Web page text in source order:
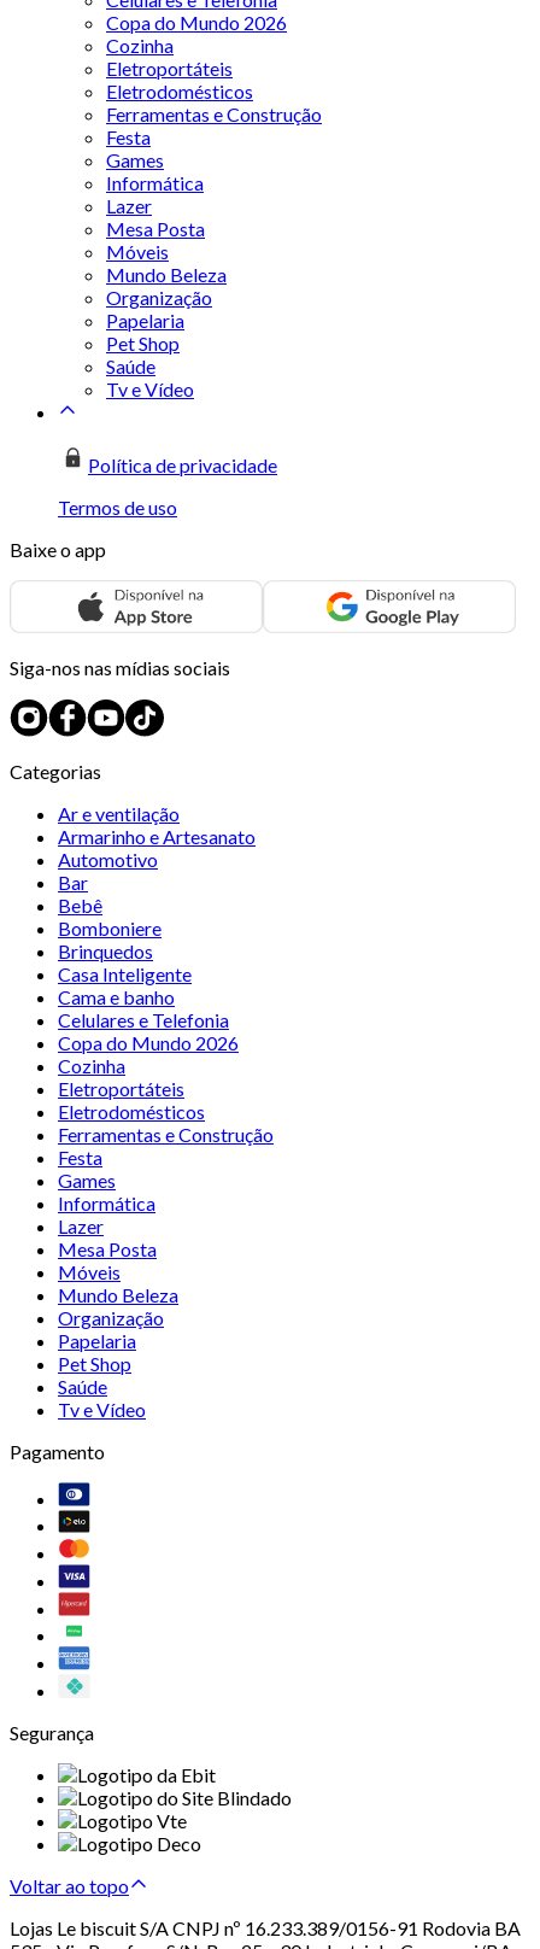
Copa do Mundo 2026
Cozinha
Eletroportáteis
Eletrodomésticos
Ferramentas e Construção
Festa
Games
Informática
Lazer
Mesa Posta
Móveis
Mundo Beleza
Organização
Papelaria
Pet Shop
Saúde
Tv e Vídeo
Política de privacidade
Termos de uso
Baixe o app
Siga-nos nas mídias sociais
Categorias
Ar e ventilação
Armarinho e Artesanato
Automotivo
Bar
Bebê
Bomboniere
Brinquedos
Casa Inteligente
Cama e banho
Celulares e Telefonia
Copa do Mundo 2026
Cozinha
Eletroportáteis
Eletrodomésticos
Ferramentas e Construção
Festa
Games
Informática
Lazer
Mesa Posta
Móveis
Mundo Beleza
Organização
Papelaria
Pet Shop
Saúde
Tv e Vídeo
Pagamento
Segurança
Voltar ao topo
Lojas Le biscuit S/A CNPJ nº 16.233.389/0156-91 Rodovia BA